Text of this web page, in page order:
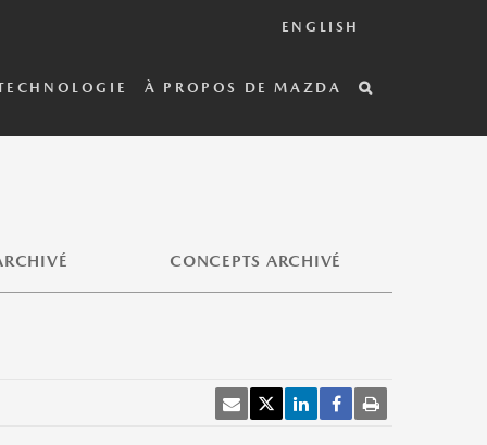
ENGLISH
À PROPOS DE MAZDA
CONCEPTS ARCHIVÉ